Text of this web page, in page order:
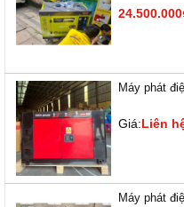
Máy phát
Giá:Liên
Máy phát